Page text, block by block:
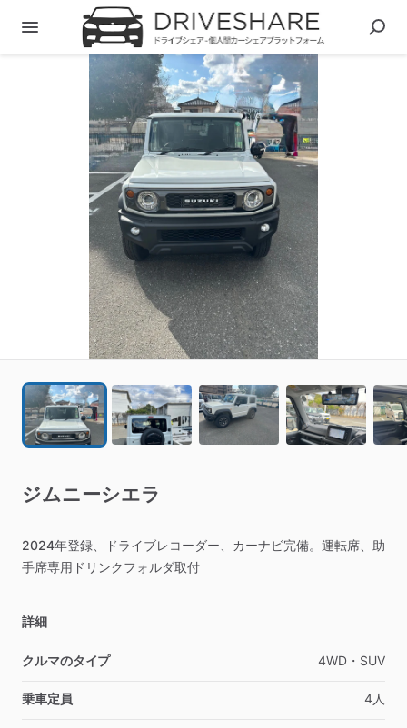
ジムニーシエラ
2024年登録、ドライブレコーダー、カーナビ完備。運転席、助
手席専用ドリンクフォルダ取付
詳細
クルマのタイプ 4WD・SUV
乗車定員 4人